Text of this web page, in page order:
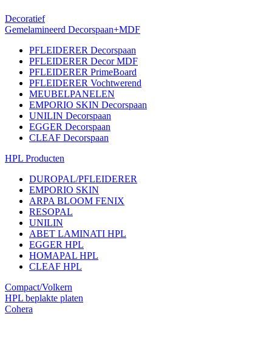
Decoratief
Gemelamineerd Decorspaan+MDF
PFLEIDERER Decorspaan
PFLEIDERER Decor MDF
PFLEIDERER PrimeBoard
PFLEIDERER Vochtwerend
MEUBELPANELEN
EMPORIO SKIN Decorspaan
UNILIN Decorspaan
EGGER Decorspaan
CLEAF Decorspaan
HPL Producten
DUROPAL/PFLEIDERER
EMPORIO SKIN
ARPA BLOOM FENIX
RESOPAL
UNILIN
ABET LAMINATI HPL
EGGER HPL
HOMAPAL HPL
CLEAF HPL
Compact/Volkern
HPL beplakte platen
Cohera